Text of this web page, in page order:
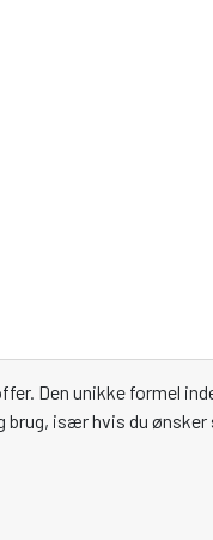
Den unikke formel
brug, især hvis du